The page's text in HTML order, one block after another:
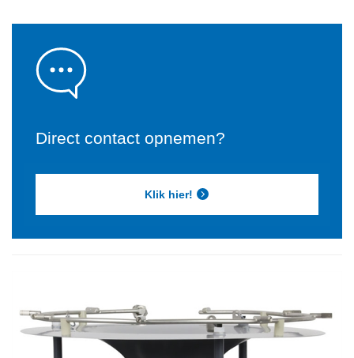
Direct contact opnemen?
Klik hier!